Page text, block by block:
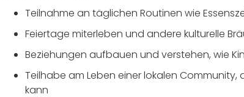
Teilnahme an täglichen Routinen wie
Feiertage miterleben und andere kulturelle
Beziehungen aufbauen und verstehen, wie
Teilhabe am Leben einer lokalen
kann